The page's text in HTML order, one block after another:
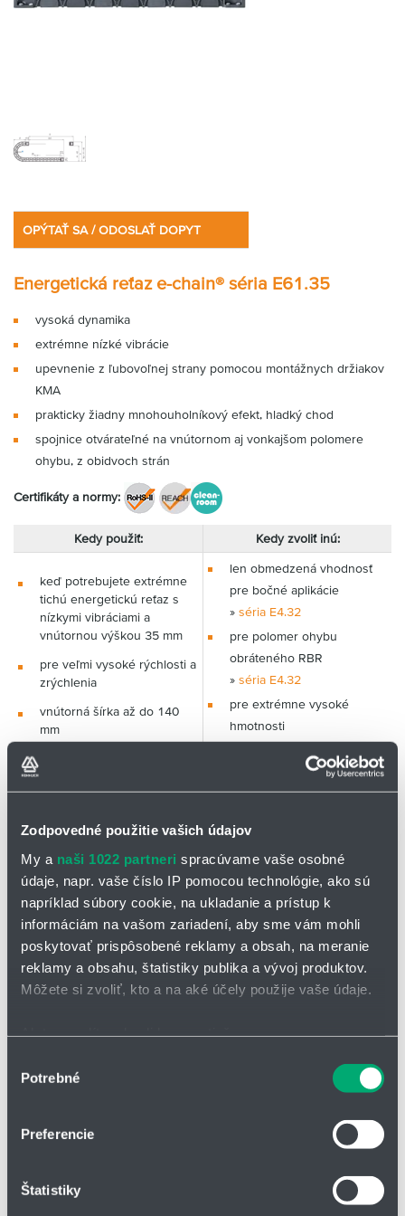
Zodpovedné použitie vašich údajov
My a naši 1022 partneri spracúvame vaše osobné
údaje, napr. vaše číslo IP pomocou technológie, ako sú
napríklad súbory cookie, na ukladanie a prístup k
informáciám na vašom zariadení, aby sme vám mohli
poskytovať prispôsobené reklamy a obsah, na meranie
reklamy a obsahu, štatistiky publika a vývoj produktov.
Môžete si zvoliť, kto a na aké účely použije vaše údaje.
polohe s presnosťou na niekoľko metrov
Viac informácií o tom, ako sa spracúvajú vaše osobné
môžete kedykoľvek zmeniť alebo odvolať cez Vyhlásenie
súhlasu
Potrebné
Preferencie
Štatistiky
OPÝTAŤ SA / ODOSLAŤ DOPYT
Energetická reťaz e-chain® séria E61.35
vysoká dynamika
extrémne nízké vibrácie
upevnenie z ľubovoľnej strany pomocou montážnych držiakov
KMA
prakticky žiadny mnohouholníkový efekt, hladký chod
spojnice otvárateľné na vnútornom aj vonkajšom polomere
ohybu, z obidvoch strán
Certifikáty a normy:
Kedy použiť: Kedy zvoliť inú:
keď potrebujete extrémne
tichú energetickú reťaz s
nízkymi vibráciami a
vnútornou výškou 35 mm
pre veľmi vysoké rýchlosti a
zrýchlenia
vnútorná šírka až do 140
mm
pre malé polomery ohybu
pre minimálny oter, vhodné
pre cleanroom - čistých
priestorov
len obmedzená vhodnosť
pre bočné aplikácie
» séria E4.32
pre polomer ohybu
obráteného RBR
» séria E4.32
pre extrémne vysoké
hmotnosti
pre vysoké zaťaženie
nečistotami
ak je požadovaná
uzatvorená reťaz - rúra e-
tube
»séria R58
Vnútorné šírky Bi: 30 až 140
mm
Samonosný pojazd závisí na
Os Y: hmotnosť náplne v kg/m